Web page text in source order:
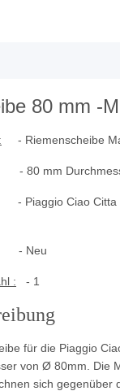
80 mm -
- Riemenscheibe
mm
Ciao Citta
: - 1
für die Piaggio
von Ø 80mm. Die
sich gegenüber